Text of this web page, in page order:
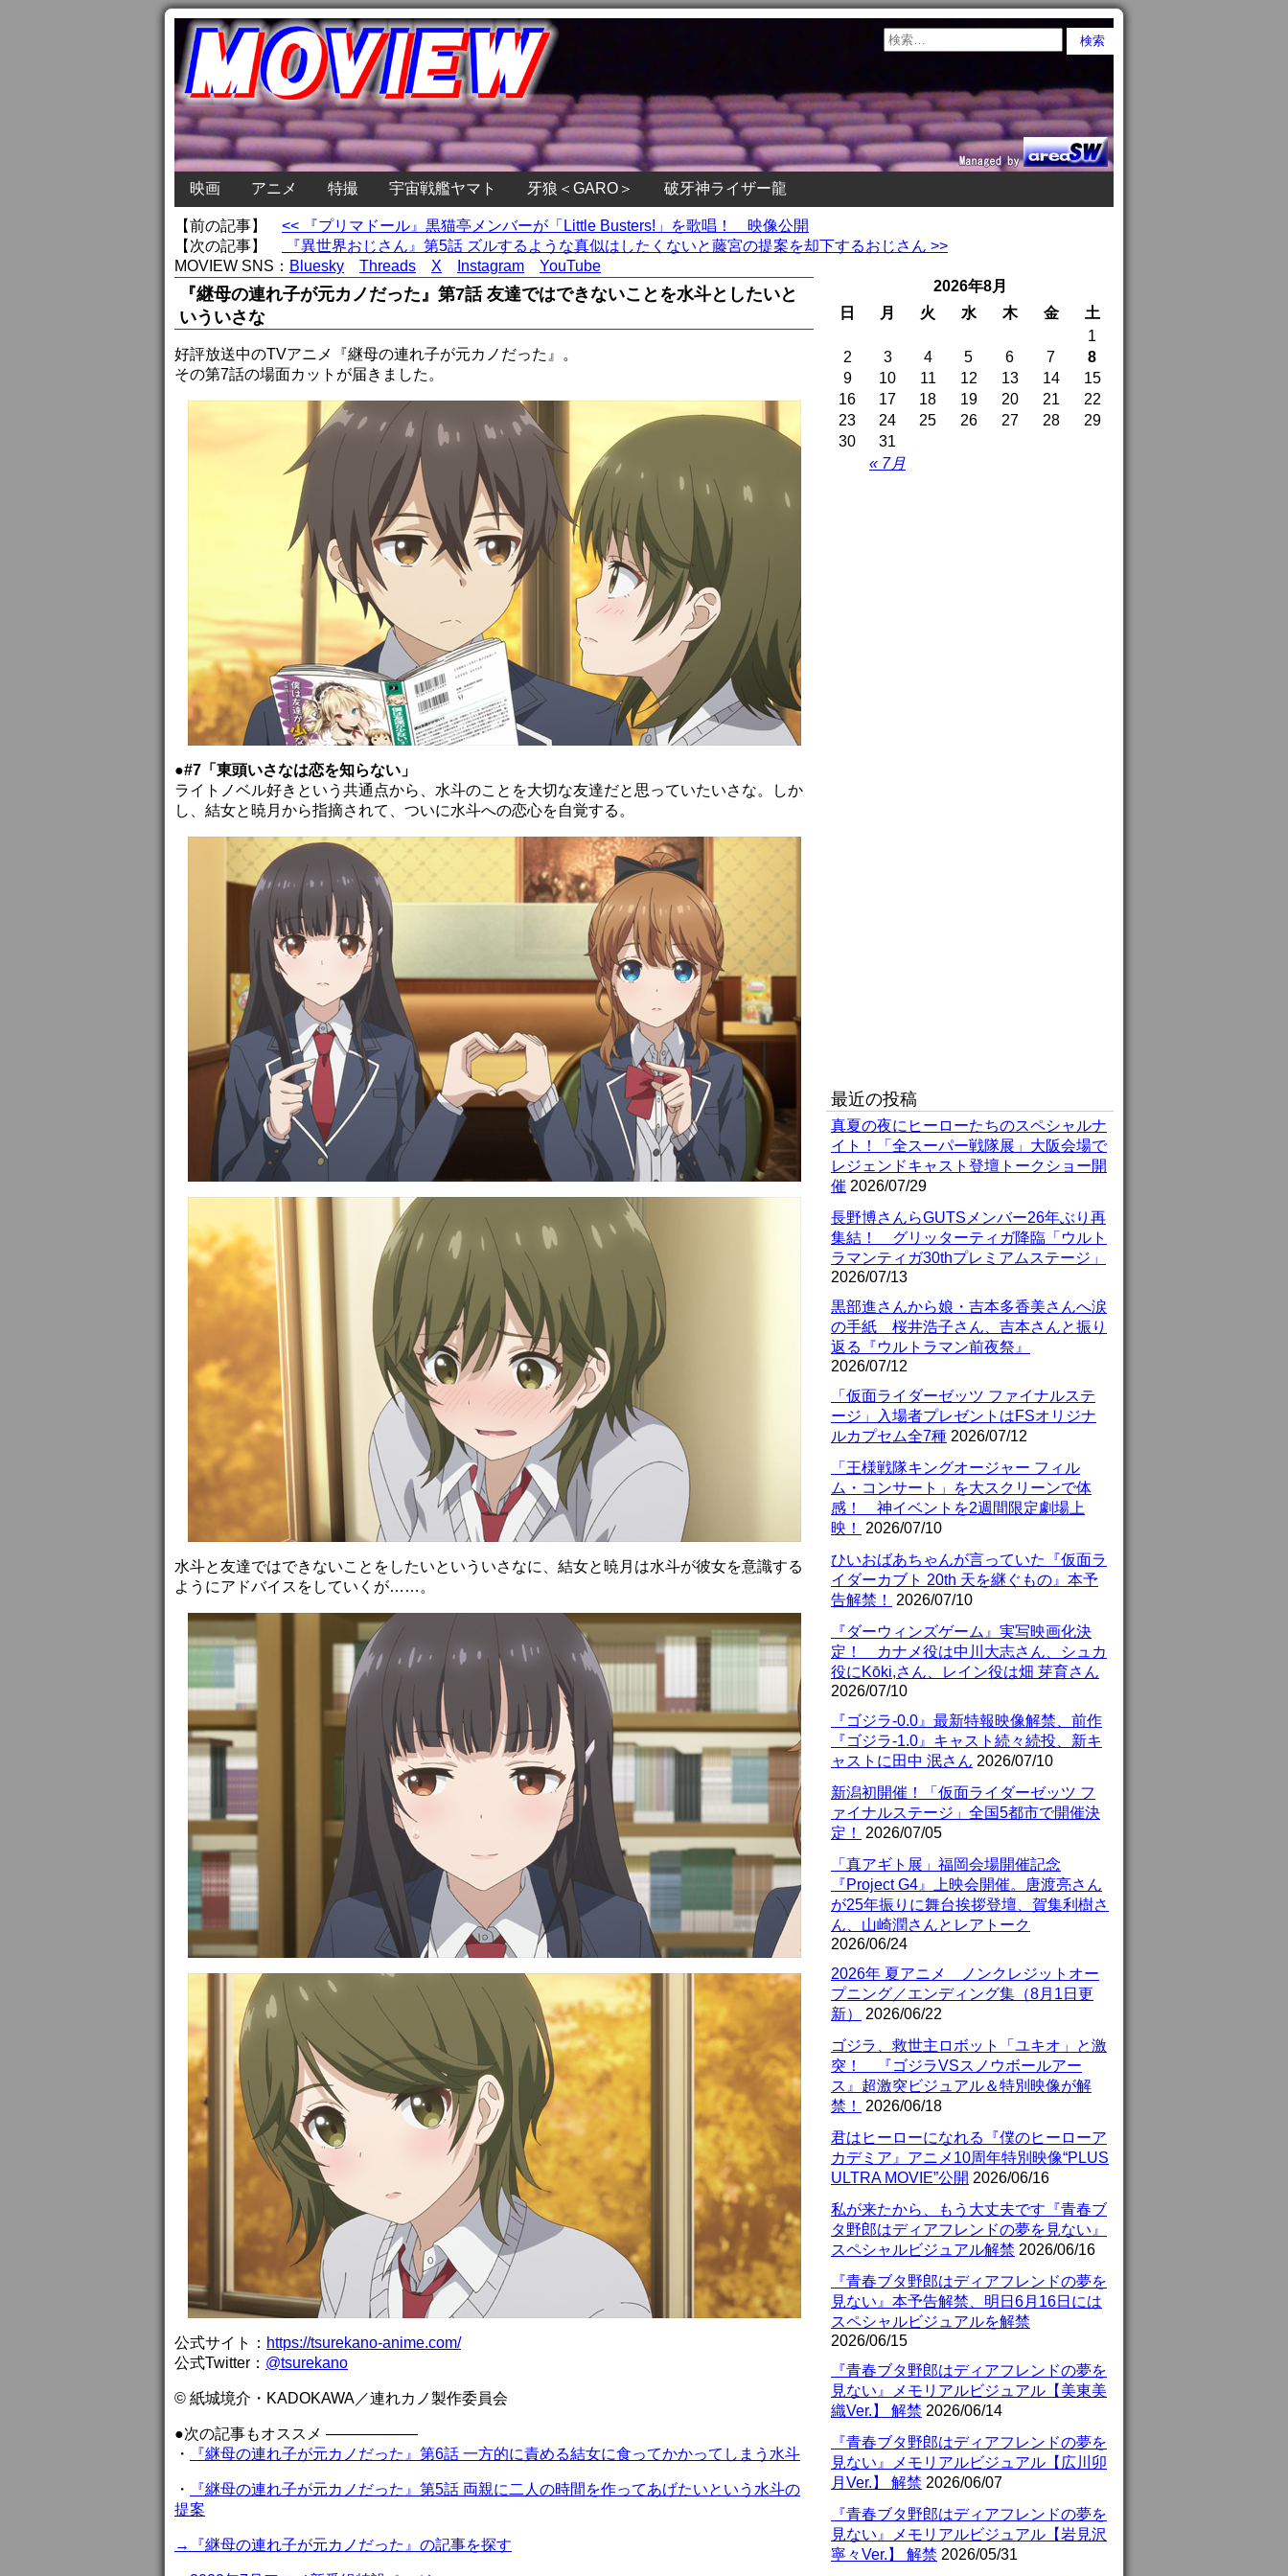
映画 アニメ 特撮 宇宙戦艦ヤマト 牙狼＜GARO＞ 破牙神ライザー龍
【前の記事】 << 『プリマドール』黒猫亭メンバーが「Little Busters!」を歌唱！ 映像公開
【次の記事】
『異世界おじさん』第5話 ズルするような真似はしたくないと藤宮の提案を却下するおじさん >>
MOVIEW SNS： Bluesky Threads X Instagram YouTube
『継母の連れ子が元カノだった』第7話 友達ではできないことを水斗としたいと
いういさな
好評放送中のTVアニメ『継母の連れ子が元カノだった』。
その第7話の場面カットが届きました。
●#7「東頭いさなは恋を知らない」
ライトノベル好きという共通点から、水斗のことを大切な友達だと思っていたいさな。しか
し、結女と暁月から指摘されて、ついに水斗への恋心を自覚する。
水斗と友達ではできないことをしたいといういさなに、結女と暁月は水斗が彼女を意識する
ようにアドバイスをしていくが……。
公式サイト： https://tsurekano-anime.com/
公式Twitter： @tsurekano
© 紙城境介・KADOKAWA／連れカノ製作委員会
●次の記事もオススメ ——————
・
『継母の連れ子が元カノだった』第6話 一方的に責める結女に食ってかかってしまう水斗
・
『継母の連れ子が元カノだった』第5話 両親に二人の時間を作ってあげたいという水斗の
提案
→『継母の連れ子が元カノだった』の記事を探す
2026年8月
日
月 火 水 木 金 土
« 7月
1
2
3 4 5 6 7
8
9
10 11 12 13 14
15
16
17 18 19 20 21
22
23
24 25 26 27 28
29
30
31
最近の投稿
真夏の夜にヒーローたちのスペシャルナ
イト！「全スーパー戦隊展」大阪会場で
レジェンドキャスト登壇トークショー開
催 2026/07/29
長野博さんらGUTSメンバー26年ぶり再
集結！ グリッターティガ降臨「ウルト
ラマンティガ30thプレミアムステージ」
2026/07/13
黒部進さんから娘・吉本多香美さんへ涙
の手紙 桜井浩子さん、吉本さんと振り
返る『ウルトラマン前夜祭』
2026/07/12
「仮面ライダーゼッツ ファイナルステ
ージ」入場者プレゼントはFSオリジナ
ルカプセム全7種 2026/07/12
「王様戦隊キングオージャー フィル
ム・コンサート」を大スクリーンで体
感！ 神イベントを2週間限定劇場上
映！
2026/07/10
ひいおばあちゃんが言っていた『仮面ラ
イダーカブト 20th 天を継ぐもの』本予
告解禁！
2026/07/10
『ダーウィンズゲーム』実写映画化決
定！ カナメ役は中川大志さん、シュカ
役にKōki,さん、レイン役は畑 芽育さん
2026/07/10
『ゴジラ-0.0』最新特報映像解禁、前作
『ゴジラ-1.0』キャスト続々続投、新キ
ャストに田中 泯さん 2026/07/10
新潟初開催！「仮面ライダーゼッツ フ
ァイナルステージ」全国5都市で開催決
定！
2026/07/05
「真アギト展」福岡会場開催記念
『Project G4』上映会開催。唐渡亮さん
が25年振りに舞台挨拶登壇、賀集利樹さ
ん、山崎潤さんとレアトーク
2026/06/24
2026年 夏アニメ ノンクレジットオー
プニング／エンディング集（8月1日更
新）
2026/06/22
ゴジラ、救世主ロボット「ユキオ」と激
突！ 『ゴジラVSスノウボールアー
ス』超激突ビジュアル＆特別映像が解
禁！
2026/06/18
君はヒーローになれる『僕のヒーローア
カデミア』アニメ10周年特別映像“PLUS
ULTRA MOVIE”公開 2026/06/16
私が来たから、もう大丈夫です『青春ブ
タ野郎はディアフレンドの夢を見ない』
スペシャルビジュアル解禁 2026/06/16
『青春ブタ野郎はディアフレンドの夢を
見ない』本予告解禁、明日6月16日には
スペシャルビジュアルを解禁
2026/06/15
『青春ブタ野郎はディアフレンドの夢を
見ない』メモリアルビジュアル【美東美
織Ver.】 解禁 2026/06/14
『青春ブタ野郎はディアフレンドの夢を
見ない』メモリアルビジュアル【広川卯
月Ver.】 解禁 2026/06/07
『青春ブタ野郎はディアフレンドの夢を
見ない』メモリアルビジュアル【岩見沢
寧々Ver.】 解禁 2026/05/31